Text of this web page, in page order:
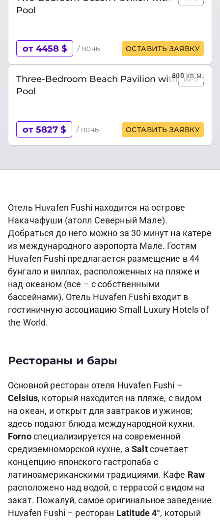
Pool
от 4458 $ / ночь ОСТАВИТЬ ЗАЯВКУ
800кв.м.
Three-Bedroom Beach Pavilion with
Pool
INFO
от 5827 $ / ночь ОСТАВИТЬ ЗАЯВКУ
Отель Huvafen Fushi находится на острове
Накачафуши (атолл Северный Мале).
Добраться до него можно за 30 минут на катере
из международного аэропорта Мале. Гостям
Huvafen Fushi предлагается размещение в 44
бунгало и виллах, расположенных на пляже и
над океаном (все – с собственными
бассейнами). Отель Huvafen Fushi входит в
гостиничную ассоциацию Small Luxury Hotels of
the World.
Рестораны и бары
Основной ресторан отеля Huvafen Fushi –
Celsius, который находится на пляже, с видом
на океан, и открыт для завтраков и ужинов;
здесь подают блюда международной кухни.
Fornoспециализируется на современной
средиземноморской кухне, аSaltсочетает
концепцию японского гастропаба с
латиноамериканскими традициями. Кафе Raw
расположено над водой, с террасой с видом на
закат. Пожалуй, самое оригинальное заведение
Huvafen Fushi – ресторан Latitude 4°, который